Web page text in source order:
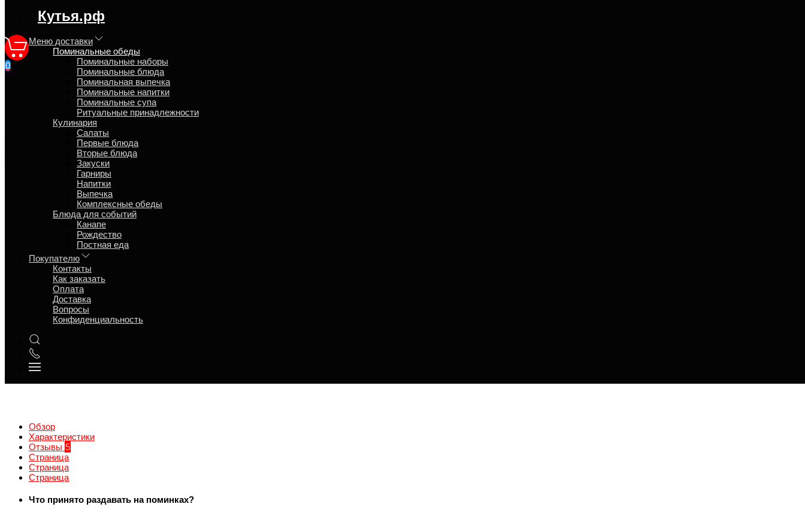
регион доставки:
Кутья.рф
Меню доставки
Поминальные обеды
Поминальные наборы
Поминальные блюда
Поминальная выпечка
Поминальные напитки
Поминальные супа
Ритуальные принадлежности
Кулинария
Салаты
Первые блюда
Вторые блюда
Закуски
Гарниры
Напитки
Выпечка
Комплексные обеды
Блюда для событий
Канапе
Рождество
Постная еда
Покупателю
Контакты
Как заказать
Оплата
Доставка
Вопросы
Конфиденциальность
0
Поминальный гостинец с доставкой
Поминальные обеды
Обзор
Характеристики
Отзывы 5
Страница
Страница
Страница
Что принято раздавать на поминках?